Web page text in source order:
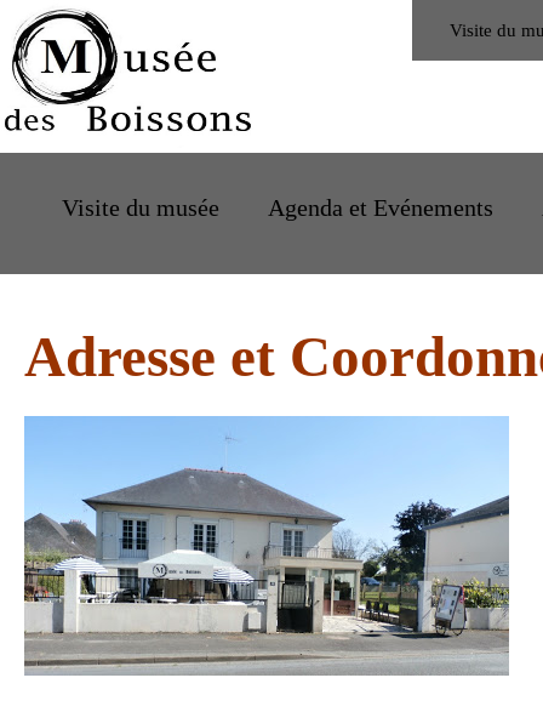
Visite du
Visite du musée Agenda et Evénements
Adresse et